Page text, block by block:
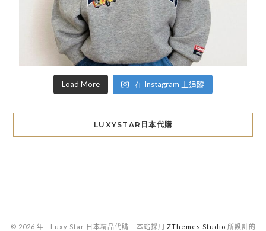
Load More 在 Instagram 上追蹤
LUXYSTAR日本代購
© 2026 年 - Luxy Star 日本精品代購 – 本站採用 ZThemes Studio 所設計的